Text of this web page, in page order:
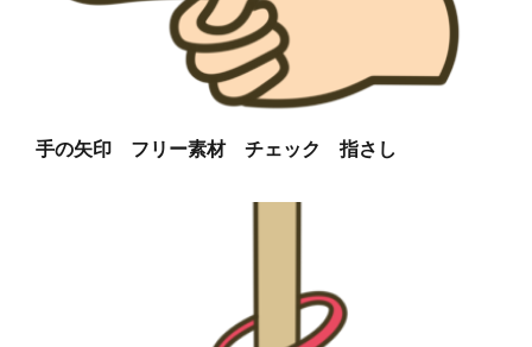
手の矢印 フリー素材 チェック 指さし